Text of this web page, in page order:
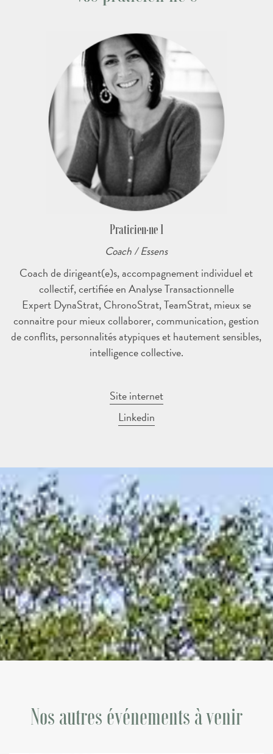
Praticien·ne 1
Coach / Essens
Coach de dirigeant(e)s, accompagnement individuel et
collectif, certifiée en Analyse Transactionnelle
Expert DynaStrat, ChronoStrat, TeamStrat, mieux se
connaitre pour mieux collaborer, communication, gestion
de conflits, personnalités atypiques et hautement sensibles,
intelligence collective.
Site internet
Linkedin
Nos autres événements à venir